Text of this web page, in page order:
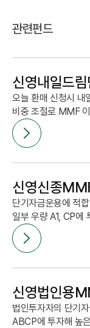
관련펀드
신영내일드
오늘 환매 신청시 내
비중 조절로 MMF
신영신종
단기자금운용에 적
일부 우량 A1, CP에
신영법인용
법인투자자의 단기
ABCP에 투자해 높